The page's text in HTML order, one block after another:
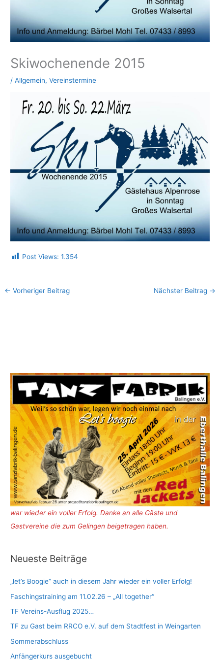
Skiwochenende 2015
/Allgemein,Vereinstermine
Post Views: 1.354
← Vorheriger Beitrag Nächster Beitrag →
war wieder ein voller Erfolg. Danke an alle Gäste und
Gastvereine die zum Gelingen beigetragen haben.
Neueste Beiträge
„let’s Boogie“ auch in diesem Jahr wieder ein voller Erfolg!
Faschingstraining am 11.02.26 – „All together“
TF Vereins-Ausflug 2025…
TF zu Gast beim RRCO e.V. auf dem Stadtfest in Weingarten
Sommerabschluss
Anfängerkurs ausgebucht